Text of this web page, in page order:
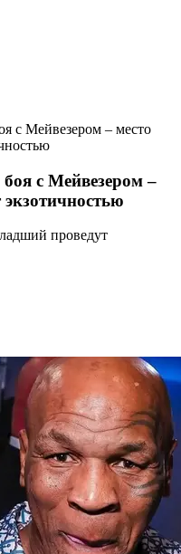
с Мейвезером – место
с Мейвезером –
проведут